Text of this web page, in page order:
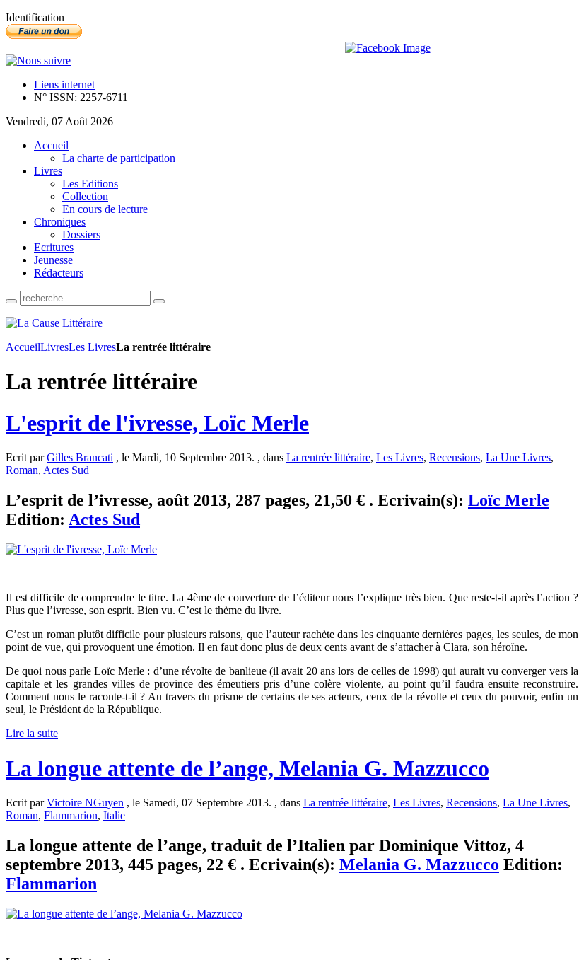
Identification
Liens internet
N° ISSN: 2257-6711
Vendredi, 07 Août 2026
Accueil
La charte de participation
Livres
Les Editions
Collection
En cours de lecture
Chroniques
Dossiers
Ecritures
Jeunesse
Rédacteurs
AccueilLivresLes LivresLa rentrée littéraire
La rentrée littéraire
L'esprit de l'ivresse, Loïc Merle
Ecrit parGilles Brancati , le Mardi, 10 Septembre 2013. , dans La rentrée littéraire, Les Livres, Recensions, La Une Livres,
Roman, Actes Sud
L’esprit de l’ivresse, août 2013, 287 pages, 21,50 € . Ecrivain(s): Loïc Merle
Edition: Actes Sud
Il est difficile de comprendre le titre. La 4ème de couverture de l’éditeur nous l’explique très bien. Que reste-t-il après l’action ?
Plus que l’ivresse, son esprit. Bien vu. C’est le thème du livre.
C’est un roman plutôt difficile pour plusieurs raisons, que l’auteur rachète dans les cinquante dernières pages, les seules, de mon
point de vue, qui provoquent une émotion. Il en faut donc plus de deux cents avant de s’attacher à Clara, son héroïne.
De quoi nous parle Loïc Merle : d’une révolte de banlieue (il avait 20 ans lors de celles de 1998) qui aurait vu converger vers la
capitale et les grandes villes de province des émeutiers pris d’une colère violente, au point qu’il faudra ensuite reconstruire.
Comment nous le raconte-t-il ? Au travers du prisme de certains de ses acteurs, ceux de la révolte et ceux du pouvoir, enfin un
seul, le Président de la République.
Lire la suite
La longue attente de l’ange, Melania G. Mazzucco
Ecrit parVictoire NGuyen , le Samedi, 07 Septembre 2013. , dans La rentrée littéraire, Les Livres, Recensions, La Une Livres,
Roman, Flammarion, Italie
La longue attente de l’ange, traduit de l’Italien par Dominique Vittoz, 4
septembre 2013, 445 pages, 22 € . Ecrivain(s): Melania G. Mazzucco Edition:
Flammarion